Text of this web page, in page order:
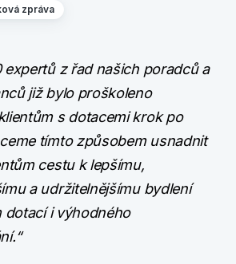
zpráva
expertů z řad našich poradců a
již bylo proškoleno
s dotacemi krok po
tímto způsobem usnadnit
cestu k lepšímu,
a udržitelnějšímu bydlení
dotací i výhodného